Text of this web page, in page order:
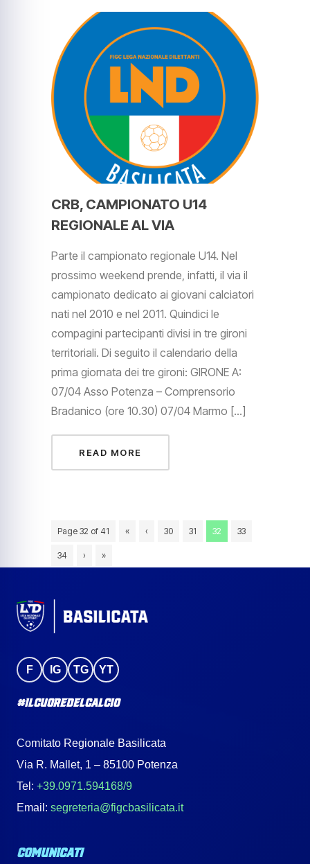
CRB, CAMPIONATO U14
REGIONALE AL VIA
Parte il campionato regionale U14. Nel
prossimo weekend prende, infatti, il via il
campionato dedicato ai giovani calciatori
nati nel 2010 e nel 2011. Quindici le
compagini partecipanti divisi in tre gironi
territoriali. Di seguito il calendario della
prima giornata dei tre gironi: GIRONE A:
07/04 Asso Potenza – Comprensorio
Bradanico (ore 10.30) 07/04 Marmo […]
READ MORE
Page 32 of 41 « ‹ 30 31 32 33
34 › »
F IG TG YT
#IlCuoreDelCalcio
Comitato Regionale Basilicata
Via R. Mallet, 1 – 85100 Potenza
Tel: +39.0971.594168/9
Email: segreteria@figcbasilicata.it
COMUNICATI